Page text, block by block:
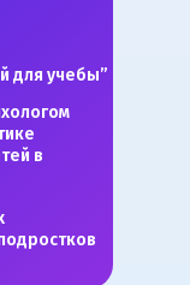
для учебы”
в